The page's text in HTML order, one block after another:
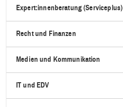
Expert:innenberatung (Serviceplus)
Recht und Finanzen
Medien und Kommunikation
IT und EDV